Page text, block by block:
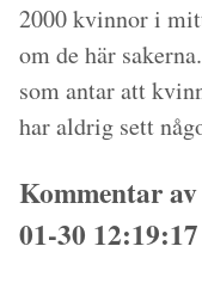
2000 kvinnor i
om de här
som antar att
har aldrig sett
Kommentar
01-30